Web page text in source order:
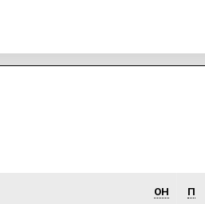
ОН П
Содржините на Gol.mk се